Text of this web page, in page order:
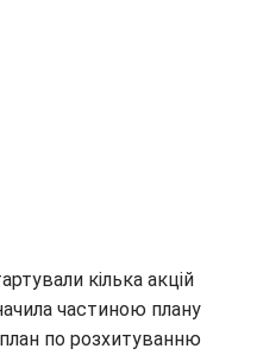
кілька акцій
частиною плану
по розхитуванню